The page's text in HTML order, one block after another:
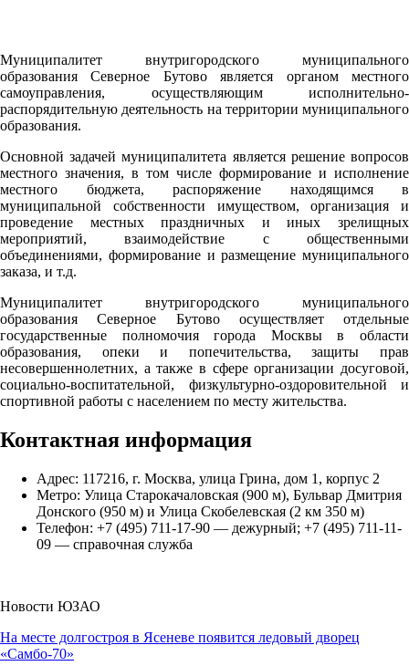
Муниципалитет внутригородского муниципального
образования Северное Бутово является органом местного
самоуправления, осуществляющим исполнительно-
распорядительную деятельность на территории муниципального
образования.
Основной задачей муниципалитета является решение вопросов
местного значения, в том числе формирование и исполнение
местного бюджета, распоряжение находящимся в
муниципальной собственности имуществом, организация и
проведение местных праздничных и иных зрелищных
мероприятий, взаимодействие с общественными
объединениями, формирование и размещение муниципального
заказа, и т.д.
Муниципалитет внутригородского муниципального
образования Северное Бутово осуществляет отдельные
государственные полномочия города Москвы в области
образования, опеки и попечительства, защиты прав
несовершеннолетних, а также в сфере организации досуговой,
социально-воспитательной, физкультурно-оздоровительной и
спортивной работы с населением по месту жительства.
Контактная информация
Адрес: 117216, г. Москва, улица Грина, дом 1, корпус 2
Метро: Улица Старокачаловская (900 м), Бульвар Дмитрия
Донского (950 м) и Улица Скобелевская (2 км 350 м)
Телефон: +7 (495) 711-17-90 — дежурный; +7 (495) 711-11-
09 — справочная служба
Новости ЮЗАО
На месте долгостроя в Ясеневе появится ледовый дворец
«Самбо-70»